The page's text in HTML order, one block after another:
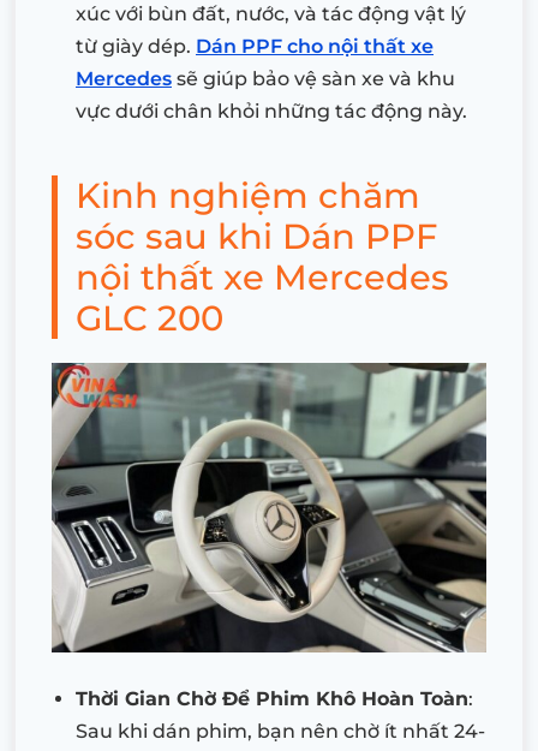
xúc với bùn đất, nước, và tác động vật lý
từ giày dép. Dán PPF cho nội thất xe
Mercedes sẽ giúp bảo vệ sàn xe và khu
vực dưới chân khỏi những tác động này.
Kinh nghiệm chăm
sóc sau khi Dán PPF
nội thất xe Mercedes
GLC 200
Thời Gian Chờ Để Phim Khô Hoàn Toàn:
Sau khi dán phim, bạn nên chờ ít nhất 24-